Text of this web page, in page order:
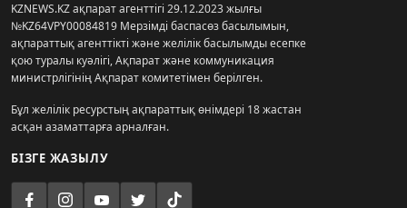
KZNEWS.KZ ақпарат агенттігі 29.12.2023 жылғы
№KZ64VPY00084819 Мерзімді баспасөз басылымын,
ақпараттық агенттікті және желілік басылымды есепке
қою туралы куәлігі, Ақпарат және коммуникация
министрлігінің Ақпарат комитетімен берілген.
Бұл желілік ресурстың ақпараттық өнімдері 18 жастан
асқан азаматтарға арналған.
БІЗГЕ ЖАЗЫЛУ